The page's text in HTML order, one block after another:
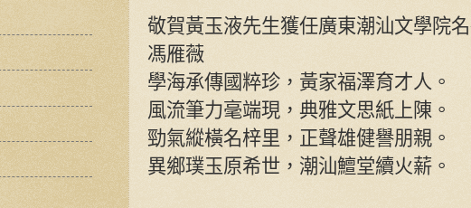
敬賀黃玉液先生獲任廣東潮汕文學院
馮雁薇
學海承傳國粹珍，黃家福澤育才人。
風流筆力毫端現，典雅文思紙上陳。
勁氣縱橫名梓里，正聲雄健譽朋親。
異鄉璞玉原希世，潮汕鱣堂續火薪。